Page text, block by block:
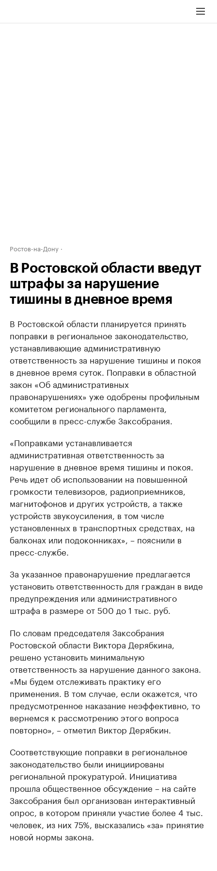
Ростов-на-Дону
В Ростовской области введут
штрафы за нарушение
тишины в дневное время
В Ростовской области планируется принять
поправки в региональное законодательство,
устанавливающие административную
ответственность за нарушение тишины и покоя
в дневное время суток. Поправки в областной
закон «Об административных
правонарушениях» уже одобрены профильным
комитетом регионального парламента,
сообщили в пресс-службе Заксобрания.
«Поправками устанавливается
административная ответственность за
нарушение в дневное время тишины и покоя.
Речь идет об использовании на повышенной
громкости телевизоров, радиоприемников,
магнитофонов и других устройств, а также
устройств звукоусиления, в том числе
установленных в транспортных средствах, на
балконах или подоконниках», – пояснили в
пресс-службе.
За указанное правонарушение предлагается
установить ответственность для граждан в виде
предупреждения или административного
штрафа в размере от 500 до 1 тыс. руб.
По словам председателя Заксобрания
Ростовской области Виктора Дерябкина,
решено установить минимальную
ответственность за нарушение данного закона.
«Мы будем отслеживать практику его
применения. В том случае, если окажется, что
предусмотренное наказание неэффективно, то
вернемся к рассмотрению этого вопроса
повторно», – отметил Виктор Дерябкин.
Соответствующие поправки в региональное
законодательство были инициированы
региональной прокуратурой. Инициатива
прошла общественное обсуждение – на сайте
Заксобрания был организован интерактивный
опрос, в котором приняли участие более 4 тыс.
человек, из них 75%, высказались «за» принятие
новой нормы закона.